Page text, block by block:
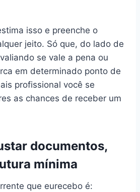
isso e preenche o
jeito. Só que, do lado de
se vale a pena ou
em determinado ponto de
profissional você se
as chances de receber um
documentos,
mínima
que eurecebo é: